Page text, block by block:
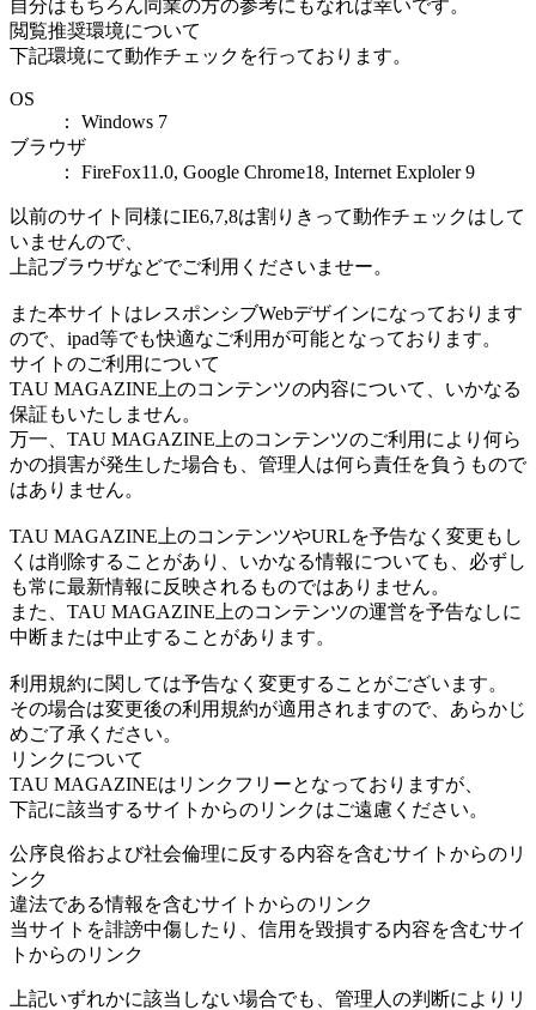
自分はもちろん同業の方の参考にもなれば幸いです。
閲覧推奨環境について
下記環境にて動作チェックを行っております。
OS
： Windows 7
ブラウザ
： FireFox11.0, Google Chrome18, Internet Exploler 9
以前のサイト同様にIE6,7,8は割りきって動作チェックはして
いませんので、
上記ブラウザなどでご利用くださいませー。
また本サイトはレスポンシブWebデザインになっております
ので、ipad等でも快適なご利用が可能となっております。
サイトのご利用について
TAU MAGAZINE上のコンテンツの内容について、いかなる
保証もいたしません。
万一、TAU MAGAZINE上のコンテンツのご利用により何ら
かの損害が発生した場合も、管理人は何ら責任を負うもので
はありません。
TAU MAGAZINE上のコンテンツやURLを予告なく変更もし
くは削除することがあり、いかなる情報についても、必ずし
も常に最新情報に反映されるものではありません。
また、TAU MAGAZINE上のコンテンツの運営を予告なしに
中断または中止することがあります。
利用規約に関しては予告なく変更することがございます。
その場合は変更後の利用規約が適用されますので、あらかじ
めご了承ください。
リンクについて
TAU MAGAZINEはリンクフリーとなっておりますが、
下記に該当するサイトからのリンクはご遠慮ください。
公序良俗および社会倫理に反する内容を含むサイトからのリ
ンク
違法である情報を含むサイトからのリンク
当サイトを誹謗中傷したり、信用を毀損する内容を含むサイ
トからのリンク
上記いずれかに該当しない場合でも、管理人の判断によりリ